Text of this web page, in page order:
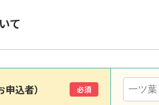
て
込者） 必須